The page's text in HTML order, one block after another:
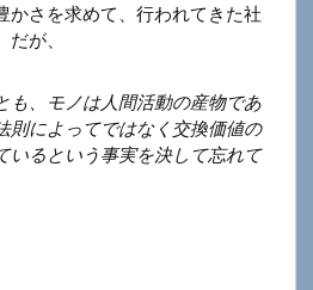
かさを求めて、行われてきた社
が、
も、モノは人間活動の産物であ
則によってではなく交換価値の
いるという事実を決して忘れて